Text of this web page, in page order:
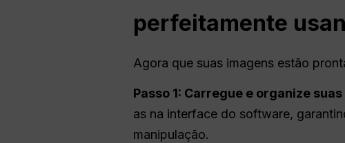
perfeitamente
Agora que suas imagens estão
Passo 1: Carregue e organize
as na interface do software,
manipulação.